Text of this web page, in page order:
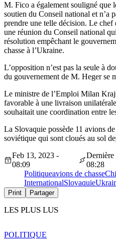
M. Fico a également souligné que
soutien du Conseil national et n’a
prendre une telle décision. Le
une réunion du Conseil national
résolution empêchant le
chasse à l’Ukraine.
L’opposition n’est pas la seule à
du gouvernement de M. Heger se
Le ministre de l’Emploi Milan
favorable à une livraison
souhaitait une coordination entre
La Slovaquie possède 11 avions
soviétique qui sont cloués au sol
Feb 13, 2023 -
08:09
Dernière
08:28
Politiqueavions de chasse
InternationalSlovaquie
Print Partager
LES PLUS LUS
POLITIQUE